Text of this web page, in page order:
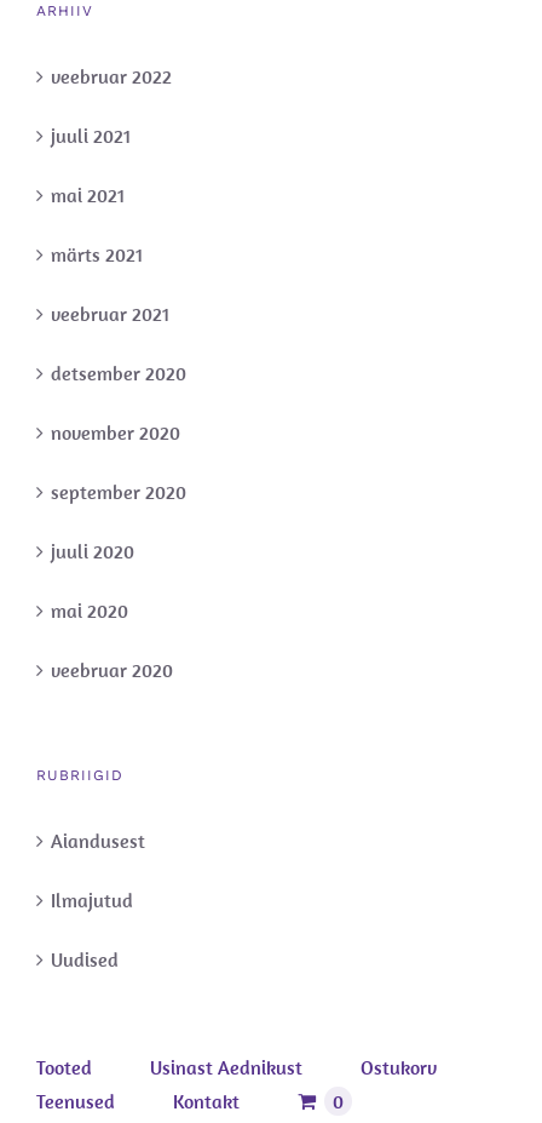
ARHIIV
veebruar 2022
juuli 2021
mai 2021
märts 2021
veebruar 2021
detsember 2020
november 2020
september 2020
juuli 2020
mai 2020
veebruar 2020
RUBRIIGID
Aiandusest
Ilmajutud
Uudised
Tooted Usinast Aednikust
Ostukorv
Teenused
Kontakt 0